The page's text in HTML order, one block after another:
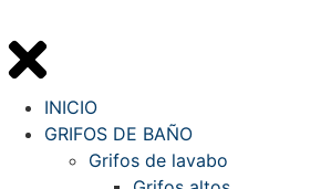
INICIO
GRIFOS DE BAÑO
Grifos de lavabo